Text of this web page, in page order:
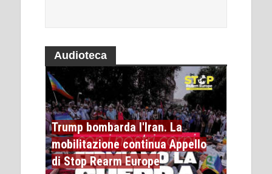
Audioteca
Trump bombarda l'Iran. La
mobilitazione continua Appello
di Stop Rearm Europe